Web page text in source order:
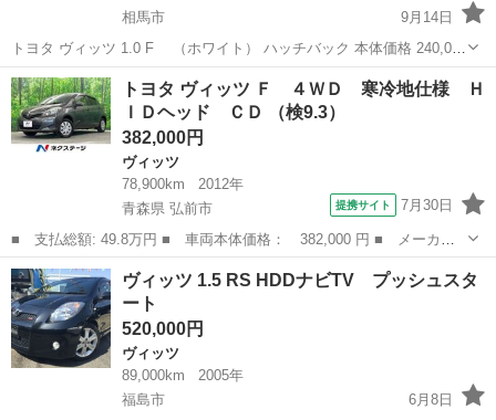
相馬市
9月14日
トヨタ ヴィッツ 1.0 F （ホワイト） ハッチバック 本体価格 240,000
円 支払総額 288,000円 年式(初度登録年):2005(H17) 走行距離:12.7万
km 修復歴:なし リサイクル料:リ済別 ...
福島 相馬市 ヴィッツ
トヨタ ヴィッツ Ｆ ４ＷＤ 寒冷地仕様 Ｈ
ＩＤヘッド ＣＤ （検9.3）
382,000円
ヴィッツ
78,900km
2012年
青森県 弘前市
提携サイト 7月30日
■ 支払総額: 49.8万円 ■ 車両本体価格： 382,000 円 ■ メーカー
名： トヨタ ■ 車種名： ヴィッツ ■ グレード名： Ｆ ４Ｗ
Ｄ 寒冷地仕様 ＨＩＤヘッド ＣＤ ■ 排気量： 1300cc ■ ドア
枚数...
青森 弘前市
ヴィッツ 1.5 RS HDDナビTV プッシュスタ
ート
520,000円
ヴィッツ
89,000km
2005年
福島市
6月8日